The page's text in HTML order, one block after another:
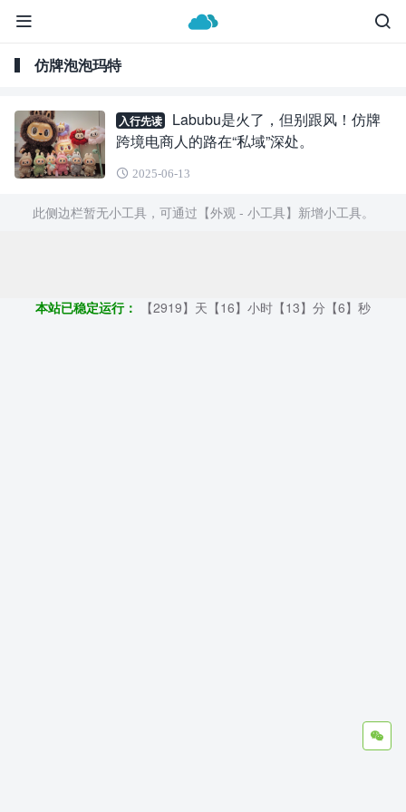
仿牌泡泡玛特
入行先读
Labubu是火了，但别跟风！仿牌
跨境电商人的路在“私域”深处。
2025-06-13
此侧边栏暂无小工具，可通过【外观 - 小工具】新增小工具。
本站已稳定运行：
【2919】天【16】小时【13】分【7】秒